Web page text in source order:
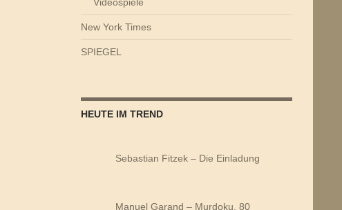
New York Times
SPIEGEL
HEUTE IM TREND
Sebastian Fitzek – Die Einladung
Manuel Garand – Murdoku. 80